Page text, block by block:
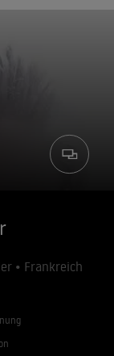
• Frankreich